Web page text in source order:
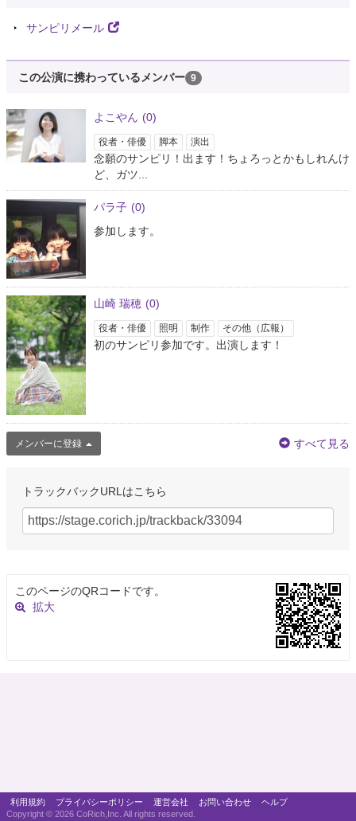
サンピリメール
この公演に携わっているメンバー 9
よこやん (0)
役者・俳優 脚本 演出
念願のサンピリ！出ます！ちょろっとかもしれんけ
ど、ガツ...
パラ子 (0)
参加します。
山崎 瑞穂 (0)
役者・俳優 照明 制作 その他（広報）
初のサンピリ参加です。出演します！
メンバーに登録 すべて見る
トラックバックURLはこちら
このページのQRコードです。
拡大
利用規約 プライバシーポリシー 運営会社 お問い合わせ
ヘルプ
Copyright © 2026 CoRich,Inc. All rights reserved.